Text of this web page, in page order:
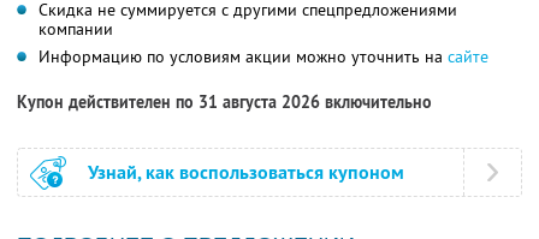
Скидка не суммируется с другими спецпредложениями
компании
Информацию по условиям акции можно уточнить на сайте
Купон действителен по 31 августа 2026 включительно
Узнай, как воспользоваться купоном